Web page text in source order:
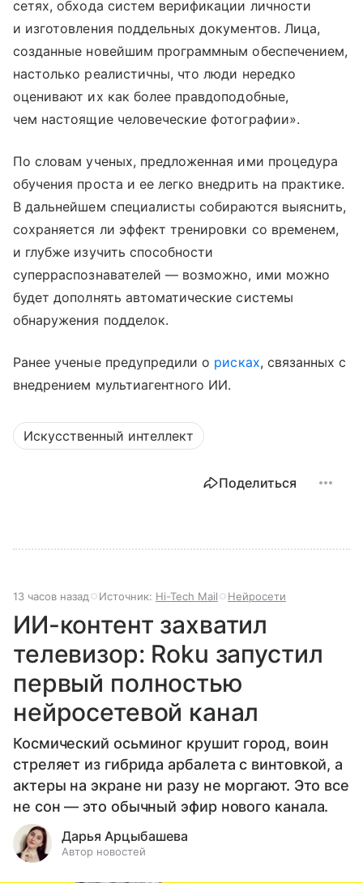
сетях, обхода систем верификации личности
и изготовления поддельных документов. Лица,
созданные новейшим программным обеспечением,
настолько реалистичны, что люди нередко
оценивают их как более правдоподобные,
чем настоящие человеческие фотографии».
По словам ученых, предложенная ими процедура
обучения проста и ее легко внедрить на практике.
В дальнейшем специалисты собираются выяснить,
сохраняется ли эффект тренировки со временем,
и глубже изучить способности
суперраспознавателей — возможно, ими можно
будет дополнять автоматические системы
обнаружения подделок.
Ранее ученые предупредили о рисках, связанных с
внедрением мультиагентного ИИ.
Искусственный интеллект
Поделиться
13 часов назад Источник: Hi-Tech Mail Нейросети
ИИ-контент захватил
телевизор: Roku запустил
первый полностью
нейросетевой канал
Космический осьминог крушит город, воин
стреляет из гибрида арбалета с винтовкой, а
актеры на экране ни разу не моргают. Это все
не сон — это обычный эфир нового канала.
Дарья Арцыбашева
Автор новостей